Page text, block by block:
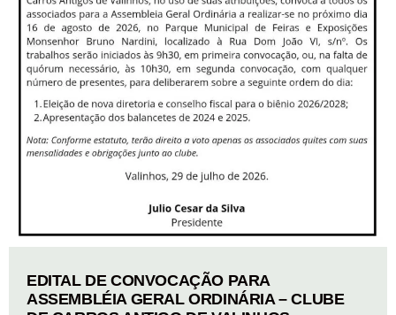
EDITAL DE CONVOCAÇÃO PARA
ASSEMBLÉIA GERAL ORDINÁRIA – CLUBE